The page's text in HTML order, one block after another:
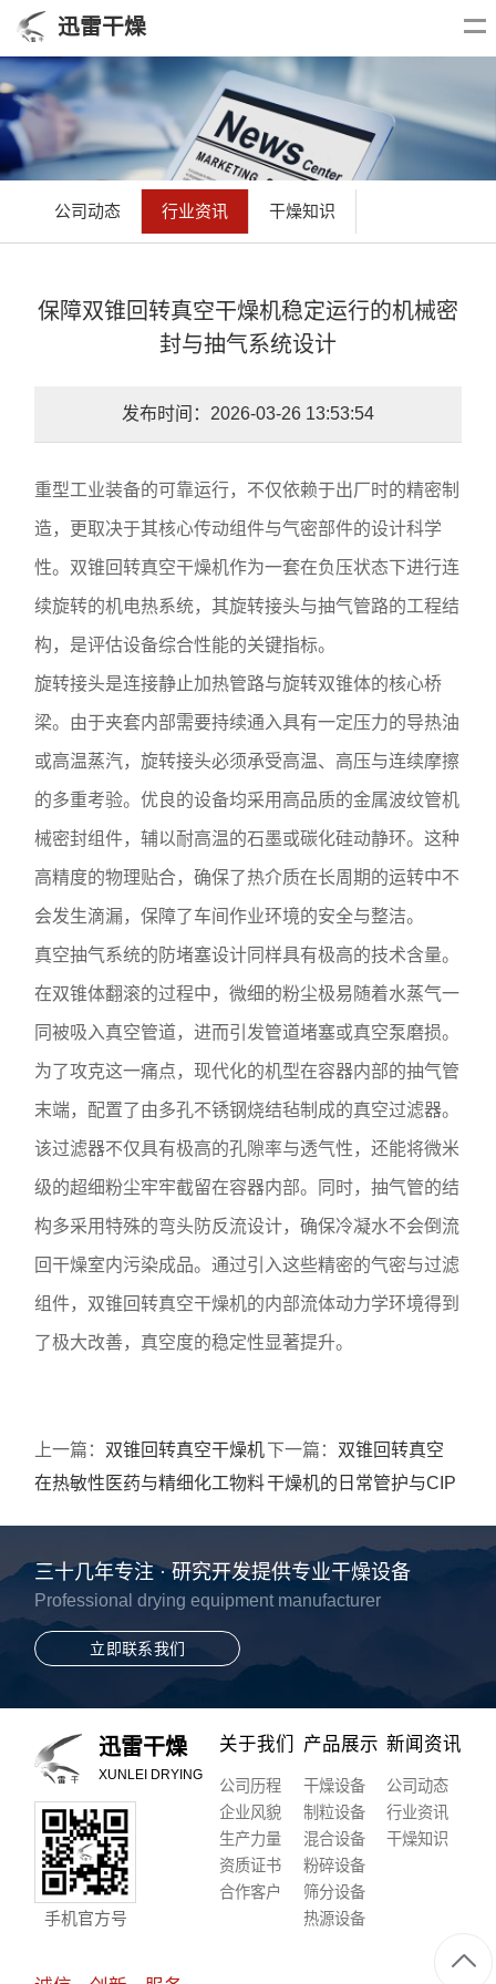
迅雷干燥
公司动态 行业资讯 干燥知识
保障双锥回转真空干燥机稳定运行的机械密
封与抽气系统设计
发布时间：2026-03-26 13:53:54
重型工业装备的可靠运行，不仅依赖于出厂时的精密制
造，更取决于其核心传动组件与气密部件的设计科学
性。双锥回转真空干燥机作为一套在负压状态下进行连
续旋转的机电热系统，其旋转接头与抽气管路的工程结
构，是评估设备综合性能的关键指标。
旋转接头是连接静止加热管路与旋转双锥体的核心桥
梁。由于夹套内部需要持续通入具有一定压力的导热油
或高温蒸汽，旋转接头必须承受高温、高压与连续摩擦
的多重考验。优良的设备均采用高品质的金属波纹管机
械密封组件，辅以耐高温的石墨或碳化硅动静环。这种
高精度的物理贴合，确保了热介质在长周期的运转中不
会发生滴漏，保障了车间作业环境的安全与整洁。
真空抽气系统的防堵塞设计同样具有极高的技术含量。
在双锥体翻滚的过程中，微细的粉尘极易随着水蒸气一
同被吸入真空管道，进而引发管道堵塞或真空泵磨损。
为了攻克这一痛点，现代化的机型在容器内部的抽气管
末端，配置了由多孔不锈钢烧结毡制成的真空过滤器。
该过滤器不仅具有极高的孔隙率与透气性，还能将微米
级的超细粉尘牢牢截留在容器内部。同时，抽气管的结
构多采用特殊的弯头防反流设计，确保冷凝水不会倒流
回干燥室内污染成品。通过引入这些精密的气密与过滤
组件，双锥回转真空干燥机的内部流体动力学环境得到
了极大改善，真空度的稳定性显著提升。
上一篇： 双锥回转真空干燥机
在热敏性医药与精细化工物料
下一篇： 双锥回转真空
干燥机的日常管护与CIP
三十几年专注 · 研究开发提供专业干燥设备
Professional drying equipment manufacturer
立即联系我们
迅雷干燥
XUNLEI DRYING
手机官方号
关于我们
公司历程
企业风貌
生产力量
资质证书
合作客户
产品展示
干燥设备
制粒设备
混合设备
粉碎设备
筛分设备
热源设备
新闻资讯
公司动态
行业资讯
干燥知识